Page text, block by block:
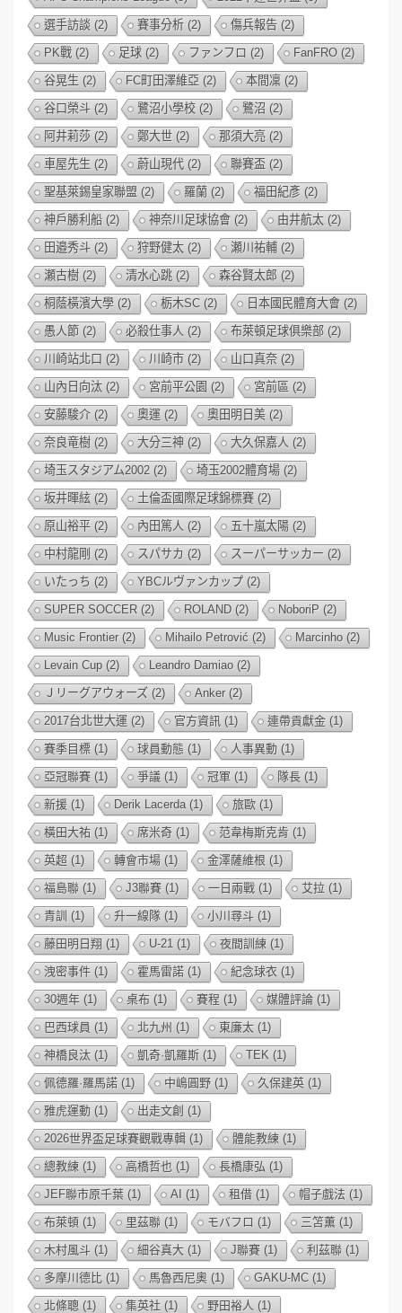
選手訪談 (2) 賽事分析 (2) 傷兵報告 (2)
PK戰 (2) 足球 (2) ファンフロ (2) FanFRO (2)
谷晃生 (2) FC町田澤維亞 (2) 本間凜 (2)
谷口榮斗 (2) 鷺沼小學校 (2) 鷺沼 (2)
阿井莉莎 (2) 鄭大世 (2) 那須大亮 (2)
車屋先生 (2) 蔚山現代 (2) 聯賽盃 (2)
聖基萊錫皇家聯盟 (2) 羅蘭 (2) 福田紀彥 (2)
神戶勝利船 (2) 神奈川足球協會 (2) 由井航太 (2)
田邉秀斗 (2) 狩野健太 (2) 瀬川祐輔 (2)
瀬古樹 (2) 清水心跳 (2) 森谷賢太郎 (2)
桐蔭橫濱大學 (2) 栃木SC (2) 日本國民體育大會 (2)
愚人節 (2) 必殺仕事人 (2) 布萊頓足球俱樂部 (2)
川崎站北口 (2) 川崎市 (2) 山口真奈 (2)
山內日向汰 (2) 宮前平公園 (2) 宮前區 (2)
安藤駿介 (2) 奧運 (2) 奧田明日美 (2)
奈良竜樹 (2) 大分三神 (2) 大久保嘉人 (2)
埼玉スタジアム2002 (2) 埼玉2002體育場 (2)
坂井暉絃 (2) 土倫盃國際足球錦標賽 (2)
原山裕平 (2) 內田篤人 (2) 五十嵐太陽 (2)
中村龍剛 (2) スパサカ (2) スーパーサッカー (2)
いたっち (2) YBCルヴァンカップ (2)
SUPER SOCCER (2) ROLAND (2) NoboriP (2)
Music Frontier(2) Mihailo Petrović (2) Marcinho (2)
Levain Cup (2) Leandro Damiao (2)
Ｊリーグアウォーズ (2) Anker(2)
2017台北世大運 (2) 官方資訊 (1) 連帶貢獻金 (1)
賽季目標 (1) 球員動態 (1) 人事異動 (1)
亞冠聯賽 (1) 爭議 (1) 冠軍 (1) 隊長 (1)
新援 (1) Derik Lacerda (1) 旅歐 (1)
橫田大祐 (1) 席米奇 (1) 范韋梅斯克肯 (1)
英超 (1) 轉會市場 (1) 金澤薩維根 (1)
福島聯 (1) J3聯賽 (1) 一日兩戰 (1) 艾拉 (1)
青訓 (1) 升一線隊 (1) 小川尋斗 (1)
藤田明日翔 (1) U-21 (1) 夜間訓練 (1)
洩密事件 (1) 霍馬雷諾 (1) 紀念球衣 (1)
30週年 (1) 桌布 (1) 賽程 (1) 媒體評論 (1)
巴西球員 (1) 北九州 (1) 東廉太 (1)
神橋良汰 (1) 凱奇·凱羅斯 (1) TEK (1)
佩德羅·羅馬諾 (1) 中嶋圓野 (1) 久保建英 (1)
雅虎運動 (1) 出走文創 (1)
2026世界盃足球賽觀戰專輯 (1) 體能教練 (1)
總教練 (1) 高橋哲也 (1) 長橋康弘 (1)
JEF聯市原千葉 (1) AI (1) 租借 (1) 帽子戲法 (1)
布萊頓 (1) 里茲聯 (1) モバフロ (1) 三笘薫 (1)
木村風斗 (1) 細谷真大 (1) J聯賽 (1) 利茲聯 (1)
多摩川德比 (1) 馬魯西尼奧 (1) GAKU-MC (1)
北條聰 (1) 集英社 (1) 野田裕人 (1)